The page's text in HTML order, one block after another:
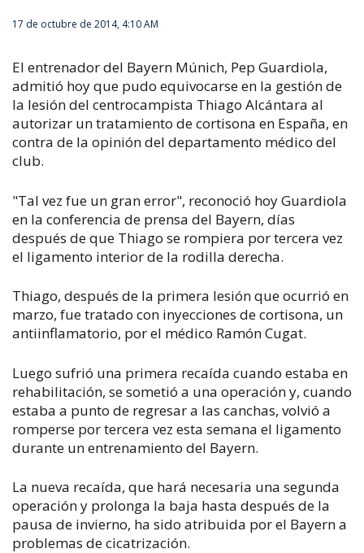
17 de octubre de 2014, 4:10 AM
El entrenador del Bayern Múnich, Pep Guardiola,
admitió hoy que pudo equivocarse en la gestión de
la lesión del centrocampista Thiago Alcántara al
autorizar un tratamiento de cortisona en España, en
contra de la opinión del departamento médico del
club.
"Tal vez fue un gran error", reconoció hoy Guardiola
en la conferencia de prensa del Bayern, días
después de que Thiago se rompiera por tercera vez
el ligamento interior de la rodilla derecha.
Thiago, después de la primera lesión que ocurrió en
marzo, fue tratado con inyecciones de cortisona, un
antiinflamatorio, por el médico Ramón Cugat.
Luego sufrió una primera recaída cuando estaba en
rehabilitación, se sometió a una operación y, cuando
estaba a punto de regresar a las canchas, volvió a
romperse por tercera vez esta semana el ligamento
durante un entrenamiento del Bayern.
La nueva recaída, que hará necesaria una segunda
operación y prolonga la baja hasta después de la
pausa de invierno, ha sido atribuida por el Bayern a
problemas de cicatrización.